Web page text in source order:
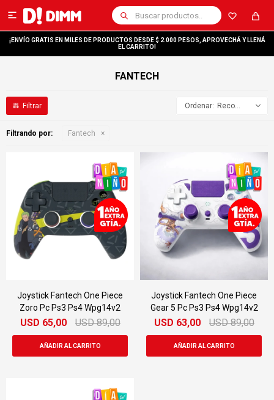

¡ENVÍO GRATIS EN MILES DE PRODUCTOS DESDE $ 2.000 PESOS, APROVECHÁ Y LLENÁ
EL CARRITO!
FANTECH
Recomendados
Filtrando por: Fantech
Joystick Fantech One Piece
Zoro Pc Ps3 Ps4 Wpg14v2
USD 65,00 USD 89,00
Joystick Fantech One Piece
Gear 5 Pc Ps3 Ps4 Wpg14v2
USD 63,00 USD 89,00